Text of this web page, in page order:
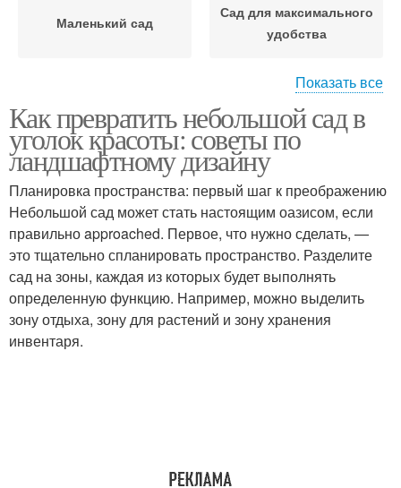
Маленький сад
Сад для максимального
удобства
сада
Сад с использованием
Показать все
Как превратить небольшой сад в
уголок красоты: советы по
ландшафтному дизайну
Планировка пространства: первый шаг к преображению
Небольшой сад может стать настоящим оазисом, если
правильно approached. Первое, что нужно сделать, —
это тщательно спланировать пространство. Разделите
сад на зоны, каждая из которых будет выполнять
определенную функцию. Например, можно выделить
зону отдыха, зону для растений и зону хранения
инвентаря.